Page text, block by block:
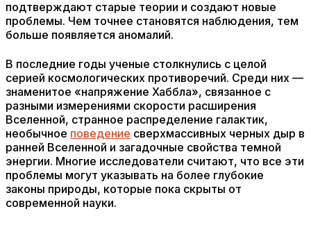
подтверждают старые теории и создают новые
проблемы. Чем точнее становятся наблюдения, тем
больше появляется аномалий.
В последние годы ученые столкнулись с целой
серией космологических противоречий. Среди них —
знаменитое «напряжение Хаббла», связанное с
разными измерениями скорости расширения
Вселенной, странное распределение галактик,
необычное поведение сверхмассивных черных дыр в
ранней Вселенной и загадочные свойства темной
энергии. Многие исследователи считают, что все эти
проблемы могут указывать на более глубокие
законы природы, которые пока скрыты от
современной науки.